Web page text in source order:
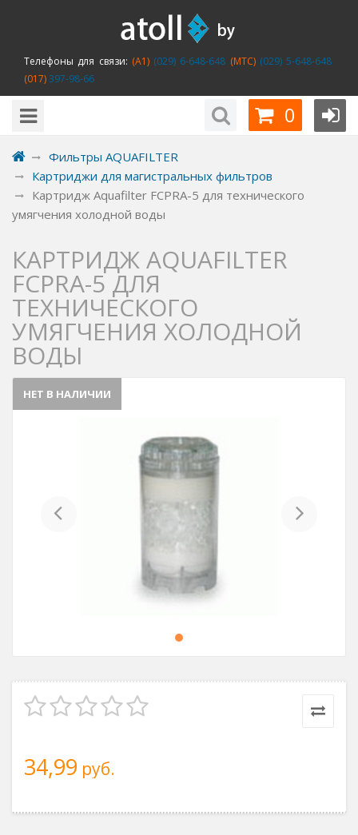
Телефоны для связи: (A1)(029) 6-648-648 (MTC)(029) 5-648-648
(017)397-98-66
0
Фильтры AQUAFILTER
Картриджи для магистральных фильтров
Картридж Aquafilter FCPRA-5 для технического
умягчения холодной воды
КАРТРИДЖ AQUAFILTER
FCPRA-5 ДЛЯ
ТЕХНИЧЕСКОГО
УМЯГЧЕНИЯ ХОЛОДНОЙ
ВОДЫ
НЕТ В НАЛИЧИИ
Previous
34,99 руб.